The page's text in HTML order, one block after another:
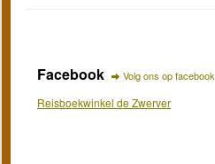
Facebook Volg ons op facebook
Reisboekwinkel de Zwerver